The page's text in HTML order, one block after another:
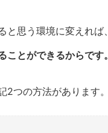
と思う環境に変えれば、
ことができるからです。
2つの方法があります。